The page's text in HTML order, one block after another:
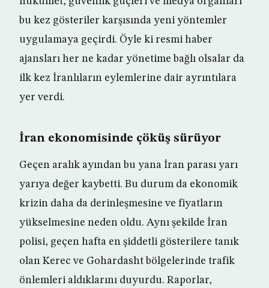
bu kez gösteriler karşısında yeni yöntemler
uygulamaya geçirdi. Öyle ki resmi haber
ajansları her ne kadar yönetime bağlı olsalar da
ilk kez İranlıların eylemlerine dair ayrıntılara
yer verdi.
İran ekonomisinde çöküş sürüyor
Geçen aralık ayından bu yana İran parası yarı
yarıya değer kaybetti. Bu durum da ekonomik
krizin daha da derinleşmesine ve fiyatların
yükselmesine neden oldu. Aynı şekilde İran
polisi, geçen hafta en şiddetli gösterilere tanık
olan Kerec ve Gohardasht bölgelerinde trafik
önlemleri aldıklarını duyurdu. Raporlar,